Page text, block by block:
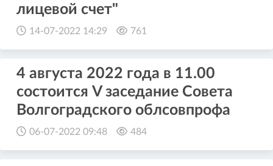
лицевой счет"
14-07-2022 14:29 761
4 августа 2022 года в 11.00
состоится V заседание Совета
Волгоградского облсовпрофа
06-07-2022 09:48 484